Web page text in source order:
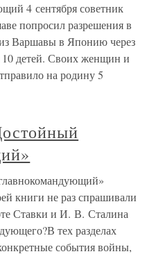
4 сентября советник
попросил разрешения в
Варшавы в Японию через
детей. Своих женщин и
на родину 5
книги не раз спрашивали
Ставки и И. В. Сталина
тех разделах
события войны,